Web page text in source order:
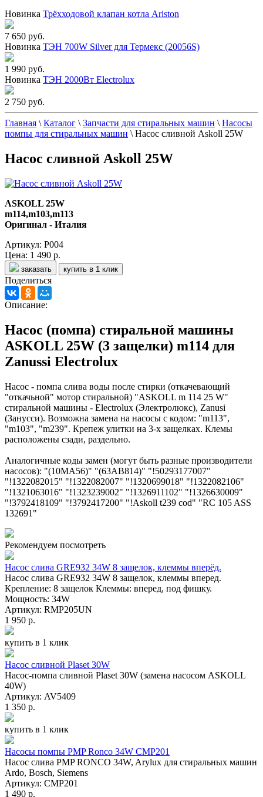
Новинка Трёхходовой клапан котла Ariston
7 650 руб.
Новинка ТЭН 700W Silver для Термекс (20056S)
1 990 руб.
Новинка ТЭН 2000Вт Electrolux
2 750 руб.
Главная \ Каталог \ Запчасти для стиральных машин \ Насосы
помпы для стиральных машин \ Насос сливной Askoll 25W
Насос сливной Askoll 25W
ASKOLL 25W
m114,m103,m113
Оригинал - Италия
Артикул: P004
Цена: 1 490 р.
заказать купить в 1 клик
Поделиться
Описание:
Насос (помпа) стиральной машины
ASKOLL 25W (3 защелки) m114 для
Zanussi Electrolux
Насос - помпа слива воды после стирки (откачевающий
"откачьной" мотор стиральной) "ASKOLL m 114 25 W"
стиральной машины - Electrolux (Электролюкс), Zanusi
(Занусси). Возможна замена на насосы с кодом: "m113",
"m103", "m239". Крепеж улитки на 3-х защелках. Клемы
расположены сзади, раздельно.
Аналогичные коды замен (могут быть разные производители
насосов): "(10MA56)" "(63AB814)" "!50293177007"
"!1322082015" "!1322082007" "!1320699018" "!1322082106"
"!1321063016" "!1323239002" "!1326911102" "!1326630009"
"!3792418109" "!3792417200" "!Askoll t239 cod" "RC 105 ASS
132691"
Рекомендуем посмотреть
Насос слива GRE932 34W 8 защелок, клеммы вперёд.
Насос слива GRE932 34W 8 защелок, клеммы вперед.
Крепление: 8 защелок Клеммы: вперед, под фишку.
Мощность: 34W
Артикул: RMP205UN
1 950 р.
купить в 1 клик
Насос сливной Plaset 30W
Насос-помпа сливной Plaset 30W (замена насосом ASKOLL
40W)
Артикул: AV5409
1 350 р.
купить в 1 клик
Насосы помпы PMP Ronco 34W CMP201
Насос слива PMP RONCO 34W, Arylux для стиральных машин
Ardo, Bosch, Siemens
Артикул: CMP201
1 490 р.